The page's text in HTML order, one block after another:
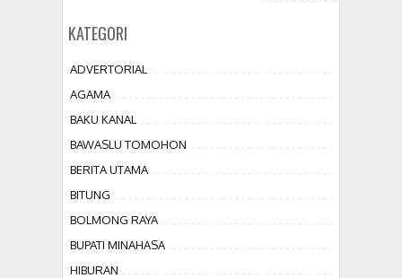
KATEGORI
ADVERTORIAL
AGAMA
BAKU KANAL
BAWASLU TOMOHON
BERITA UTAMA
BITUNG
BOLMONG RAYA
BUPATI MINAHASA
HIBURAN